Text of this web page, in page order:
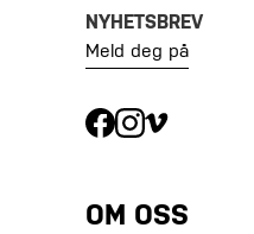
NYHETSBREV
Meld deg på
OM OSS